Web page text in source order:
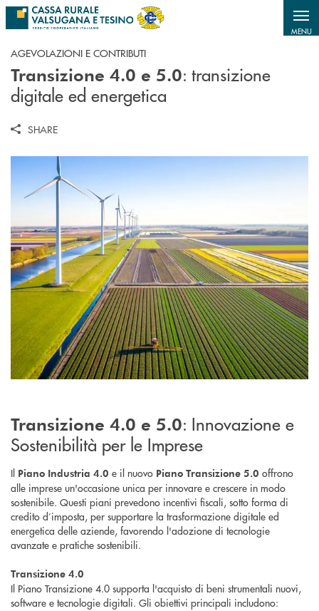
Salta al contenuto principale
MENU
AGEVOLAZIONI E CONTRIBUTI
Transizione 4.0 e 5.0: transizione
digitale ed energetica
SHARE
Transizione 4.0 e 5.0: Innovazione e
Sostenibilità per le Imprese
Il Piano Industria 4.0 e il nuovo Piano Transizione 5.0 offrono
alle imprese un'occasione unica per innovare e crescere in modo
sostenibile. Questi piani prevedono incentivi fiscali, sotto forma di
credito d’imposta, per supportare la trasformazione digitale ed
energetica delle aziende, favorendo l'adozione di tecnologie
avanzate e pratiche sostenibili.
Transizione 4.0
Il Piano Transizione 4.0 supporta l'acquisto di beni strumentali nuovi,
software e tecnologie digitali. Gli obiettivi principali includono: